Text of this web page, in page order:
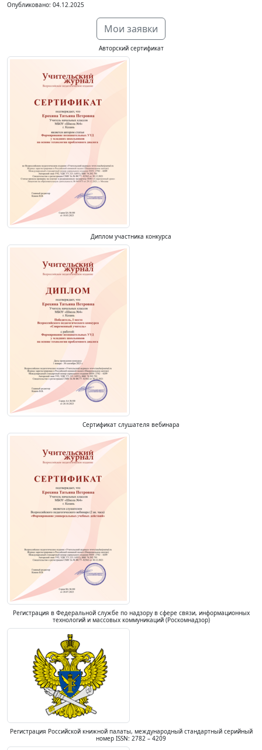
Опубликовано: 04.12.2025
Мои заявки
Авторский сертификат
Диплом участника конкурса
Сертификат слушателя вебинара
Регистрация в Федеральной службе по надзору в сфере связи, информационных
технологий и массовых коммуникаций (Роскомнадзор)
Регистрация Российской книжной палаты, международный стандартный серийный
номер ISSN: 2782 – 4209